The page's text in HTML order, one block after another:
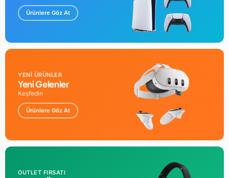
Ürünlere Göz At
YENİ ÜRÜNLER
Yeni Gelenler
Keşfedin
Ürünlere Göz At
OUTLET FIRSATI